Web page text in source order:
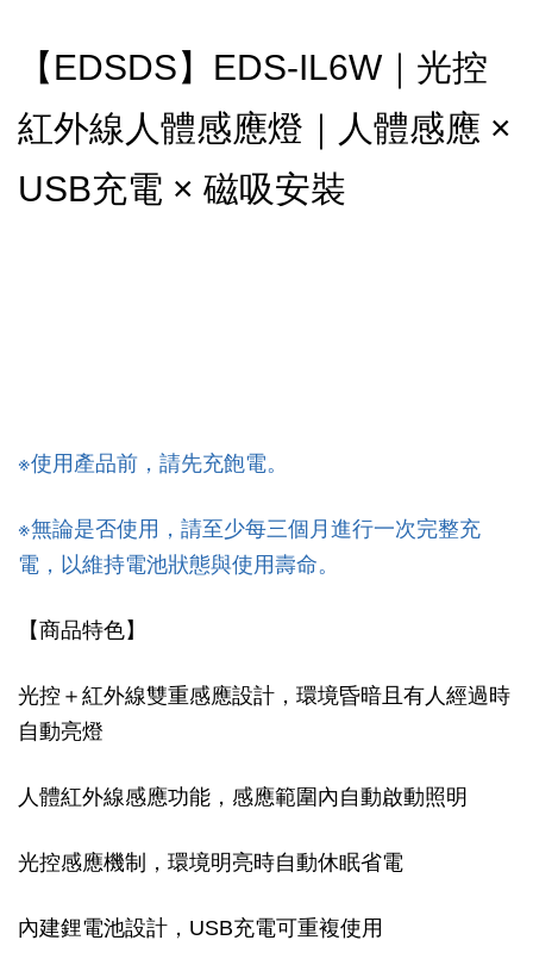
【EDSDS】EDS-IL6W｜光控
紅外線人體感應燈｜人體感應 ×
USB充電 × 磁吸安裝
※使用產品前，請先充飽電。
※無論是否使用，請至少每三個月進行一次完整充
電，以維持電池狀態與使用壽命。
【商品特色】
光控＋紅外線雙重感應設計，環境昏暗且有人經過時
自動亮燈
人體紅外線感應功能，感應範圍內自動啟動照明
光控感應機制，環境明亮時自動休眠省電
內建鋰電池設計，USB充電可重複使用